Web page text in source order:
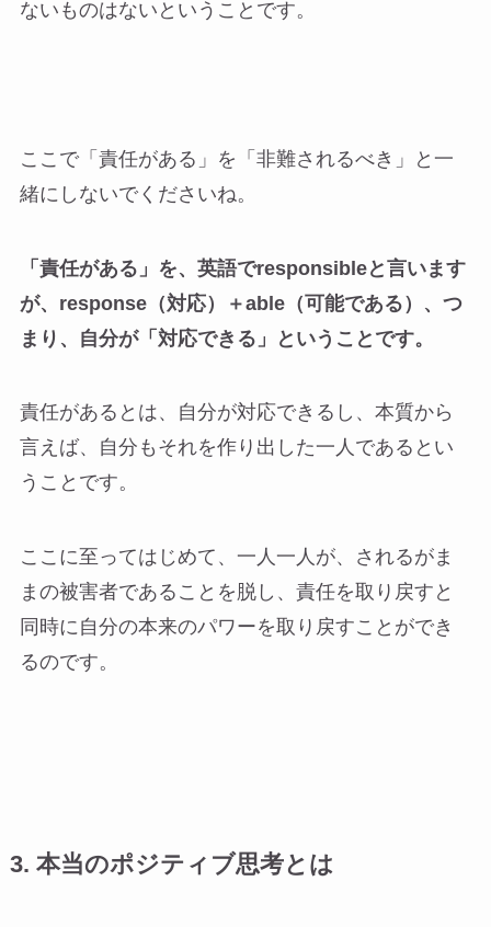
ないものはないということです。
ここで「責任がある」を「非難されるべき」と一
緒にしないでくださいね。
「責任がある」を、英語でresponsibleと言います
が、response（対応）＋able（可能である）、つ
まり、自分が「対応できる」ということです。
責任があるとは、自分が対応できるし、本質から
言えば、自分もそれを作り出した一人であるとい
うことです。
ここに至ってはじめて、一人一人が、されるがま
まの被害者であることを脱し、責任を取り戻すと
同時に自分の本来のパワーを取り戻すことができ
るのです。
3. 本当のポジティブ思考とは